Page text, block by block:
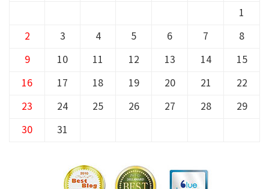
1
2 3 4 5 6 7 8
9 10 11 12 13 14 15
16 17 18 19 20 21 22
23 24 25 26 27 28 29
30 31